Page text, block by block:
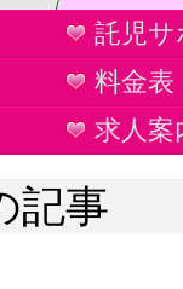
託児
料金表
求人案
記事